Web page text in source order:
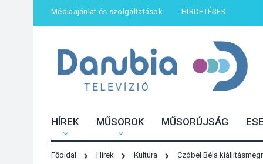
Médiaajánlat és szolgáltatások HIRDETÉSEK
HÍREK MŰSOROK MŰSORÚJSÁG
Főoldal Hírek Kultúra Czóbel Béla